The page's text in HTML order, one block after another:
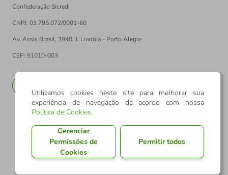
Confederação Sicredi
CNPJ: 03.795.072/0001-60
Av. Assis Brasil, 3940, J. Lindóia - Porto Alegre
CEP: 91010-003
Utilizamos cookies neste site para melhorar sua
experiência de navegação de acordo com nossa
Política de Cookies.
Gerenciar
Permissões de
Cookies
Permitir todos